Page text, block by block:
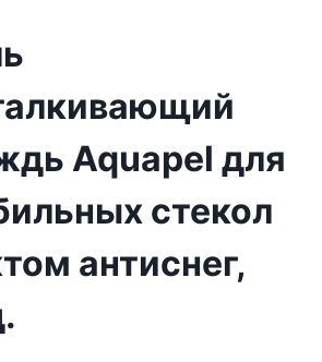
Aquapel для
стекол
антиснег,